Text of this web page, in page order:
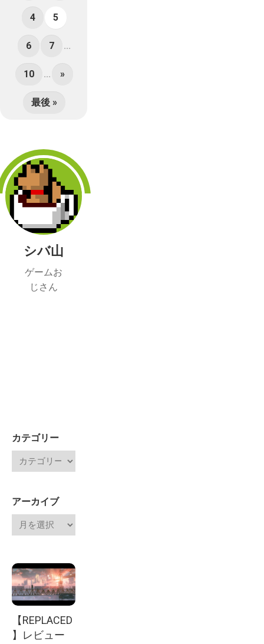
4 5
6 7 ...
10 ... »
最後 »
シバ山
ゲームお
じさん
カテゴリー
アーカイブ
【REPLACED
】レビュー